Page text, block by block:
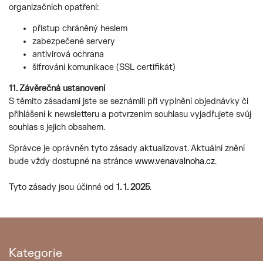
organizačních opatření:
přístup chráněný heslem
zabezpečené servery
antivirová ochrana
šifrování komunikace (SSL certifikát)
11. Závěrečná ustanovení
S těmito zásadami jste se seznámili při vyplnění objednávky či
přihlášení k newsletteru a potvrzením souhlasu vyjadřujete svůj
souhlas s jejich obsahem.
Správce je oprávněn tyto zásady aktualizovat. Aktuální znění
bude vždy dostupné na stránce www.venavalnoha.cz.
Tyto zásady jsou účinné od 1. 1. 2025.
Kategorie